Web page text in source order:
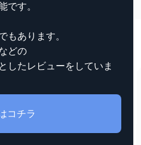
です。
もあります。
どの
したレビューをしていま
コチラ